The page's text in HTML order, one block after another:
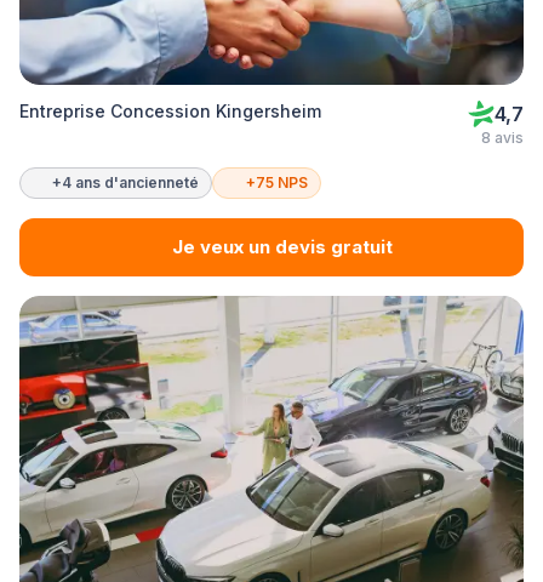
Entreprise Concession Kingersheim 4,7
8 avis
+4 ans d'ancienneté +75 NPS
Je veux un devis gratuit